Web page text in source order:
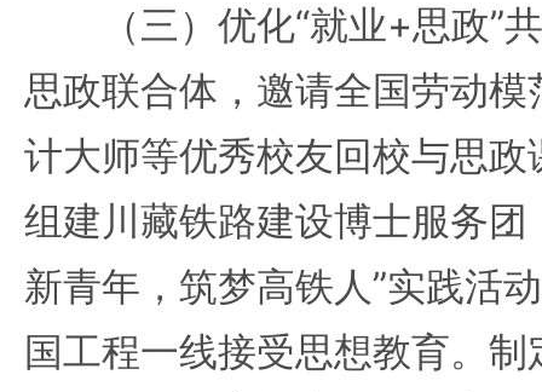
（三）优化“就业+思政”
思政联合体，邀请全国劳动
计大师等优秀校友回校与思
组建川藏铁路建设博士服务团
新青年，筑梦高铁人”实践活
国工程一线接受思想教育。